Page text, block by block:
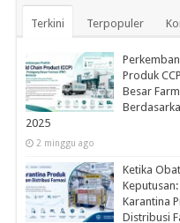
Terkini Terpopuler
Produk
Besar
2025
2 minggu ago
Ketika
Karantina
Distribusi